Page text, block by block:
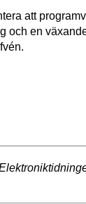
att
och en